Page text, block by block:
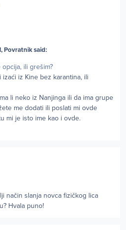
Povratnik said:
ili grešim?
iz Kine bez karantina, ili
li neko iz Nanjinga ili da ima grupe
me dodati ili poslati mi ovde
mi je isto ime kao i ovde.
način slanja novca fizičkog lica
Hvala puno!